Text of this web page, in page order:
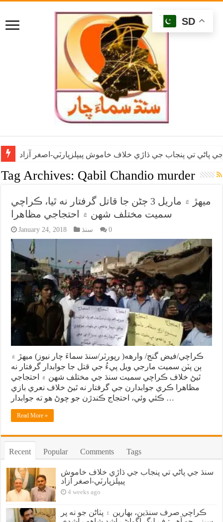
پاڻي تي پنجاب جي ڌاڙي خلاف خاموش پيپلزپارٽي-اصغر آزاد
Tag Archives: Qabil Chandio murder
ميهڙ ۾ ماريل 3 ڄڻن جا قاتل گرفتار نه ٿيا، ڪراچي
سميت مختلف شهن ۾ احتجاجي مظاهرا
January 24, 2018 سنڌ 0
ڪراچي/فيض گنج/ وارهه( رپورٽر/سنڌ سماءَ چار نيوز) ميهڙ ۾
ٻن پٽن سميت مارجي ويل پيءُ جي قتل جا جوابدار گرفتار نه
ٿيڻ خلاف ڪراچي سميت سنڌ جي مختلف شهن ۾ احتجاجي
مظاهرا ڪري جوابدارن جي گرفتار نه ٿيڻ خلاف نعري بازي
ڪئي وئي، احتجاج ڪندڙن جو چوڻ هو ته جوابدار …
Read More »
Recent Popular Comments Tags
سنڌ جي پاڻي تي پنجاب جي ڌاڙي خلاف خاموش
پيپلزپارٽي-اصغر آزاد
4 weeks ago
ڪراچي صرف سنڌين، بهارين ۽ پٺاڻن جو نه پر
SD